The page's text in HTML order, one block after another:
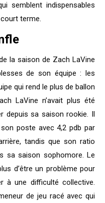
semblent indispensables
terme.
la saison de Zach LaVine
de son équipe : les
qui rend le plus de ballon
LaVine n’avait plus été
depuis sa saison rookie. Il
poste avec 4,2 pdb par
tandis que son ratio
sa saison sophomore. Le
d’être un problème pour
à une difficulté collective.
de jeu racé avec qui